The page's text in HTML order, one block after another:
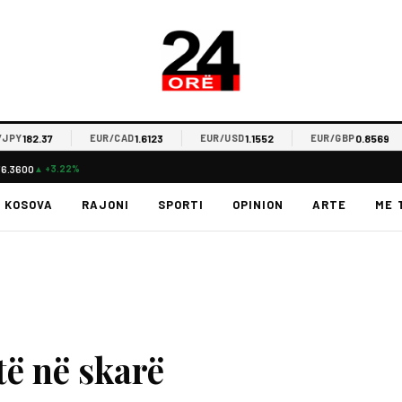
EUR/CAD1.6123 EUR/USD1.1552 EUR/GBP0.8569
▲ +3.22%
KOSOVA RAJONI SPORTI OPINION ARTE ME
në skarë